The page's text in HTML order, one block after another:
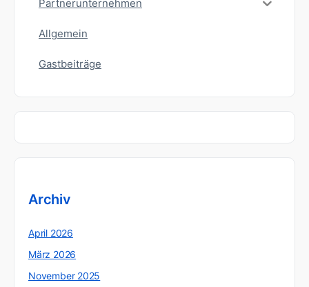
Partnerunternehmen
Allgemein
Gastbeiträge
Archiv
April 2026
März 2026
November 2025